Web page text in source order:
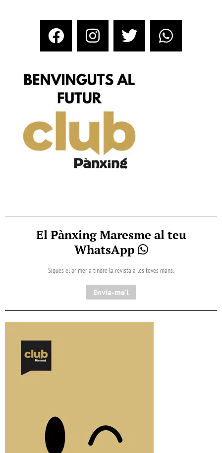
El Pànxing Maresme al teu
WhatsApp
Sigues el primer a tindre la revista a les teves mans.
Envia-me'l